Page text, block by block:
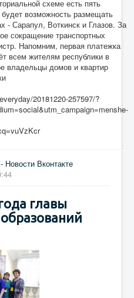
схеме есть пять
возможность размещать
- Сарапул, Воткинск и Глазов. За
сокращение транспортных
Напомним, первая платежка
всем жителям республики в
владельцы домов и квартир
20181220-257597/?
Новости Вконтакте
главы